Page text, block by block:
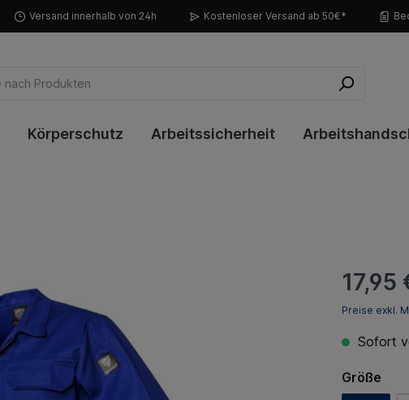
Versand innerhalb von 24h Kostenloser Versand ab 50€*
Körperschutz Arbeitssicherheit
17,95
Preise exkl.
Sofort
Größe